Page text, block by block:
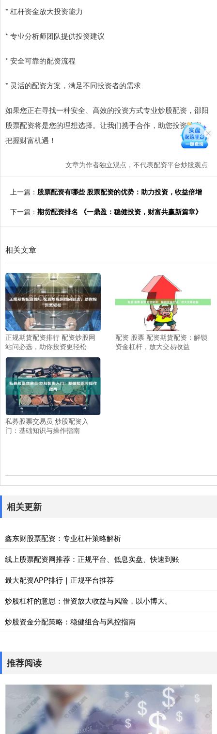
* 杠杆资金放大投资能力
* 专业分析师团队提供投资建议
* 安全可靠的配资流程
* 灵活的配资方案，满足不同投资者的需求
如果您正在寻找一种安全、高效的投资方式专业炒股配资，邵阳
股票配资将是您的理想选择。让我们携手合作，助您投资致富，
把握财富机遇！
文章为作者独立观点，不代表配资平台炒股观点
上一篇： 股票配资有哪些 股票配资的优势：助力投资，收益倍增
下一篇： 期货配资排名 《一鼎盈：稳健投资，财富共赢新篇章》
相关文章
正规期货配资排行 配资炒股网
站问必选，助你投资更轻松
配资 股票 配资期货配资：解锁
资金杠杆，放大交易收益
私募股票交易员 炒股配资入
门：基础知识与操作指南
相关更新
鑫东财股票配资：专业杠杆策略解析
线上股票配资网推荐：正规平台、低息实盘、快速到账
最大配资APP排行｜正规平台推荐
炒股杠杆的意思：借资放大收益与风险，以小博大。
炒股资金分配策略：稳健组合与风控指南
推荐阅读